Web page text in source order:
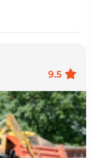
9.5